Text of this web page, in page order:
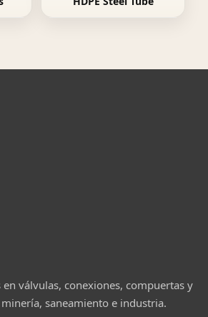
válvulas, conexiones, compuertas y
saneamiento e industria.